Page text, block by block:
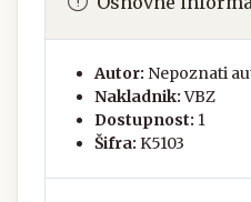
Autor: Nepoznati
Nakladnik: VBZ
Dostupnost: 1
Šifra: K5103